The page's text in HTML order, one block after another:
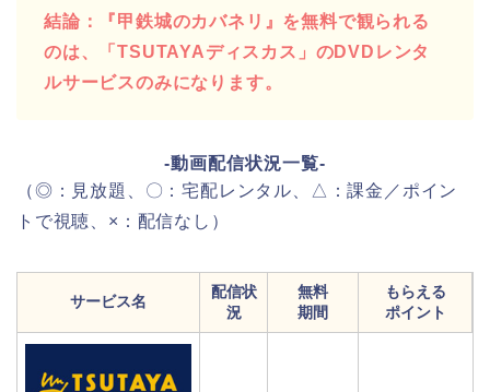
結論：『甲鉄城のカバネリ』を無料で観られる
のは、「TSUTAYAディスカス」のDVDレンタ
ルサービスのみになります。
-動画配信状況一覧-
（◎：見放題、〇：宅配レンタル、△：課金／ポイン
トで視聴、×：配信なし）
サービス名
配信状
況
無料
期間
もらえる
ポイント